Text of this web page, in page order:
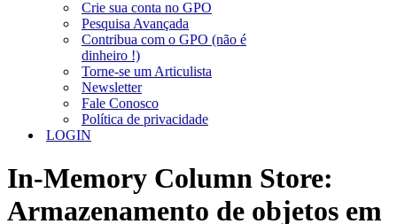
Crie sua conta no GPO
Pesquisa Avançada
Contribua com o GPO (não é
dinheiro !)
Torne-se um Articulista
Newsletter
Fale Conosco
Política de privacidade
LOGIN
In-Memory Column Store:
Armazenamento de objetos em